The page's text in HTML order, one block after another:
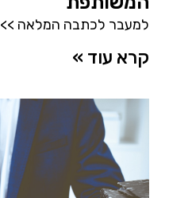
למעבר לכתבה המלאה >>
קרא עוד »